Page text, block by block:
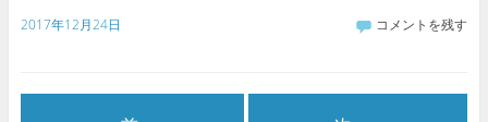
2017年12月24日 コメントを残す